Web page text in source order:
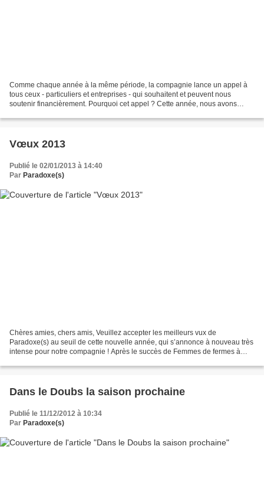
Comme chaque année à la même période, la compagnie lance un appel à
tous ceux - particuliers et entreprises - qui souhaitent et peuvent nous
soutenir financièrement. Pourquoi cet appel ? Cette année, nous avons
Vœux 2013
Publié le 02/01/2013 à 14:40
Par Paradoxe(s)
Chères amies, chers amis, Veuillez accepter les meilleurs vux de
Paradoxe(s) au seuil de cette nouvelle année, qui s’annonce à nouveau très
intense pour notre compagnie ! Après le succès de Femmes de fermes à
Dans le Doubs la saison prochaine
Publié le 11/12/2012 à 10:34
Par Paradoxe(s)